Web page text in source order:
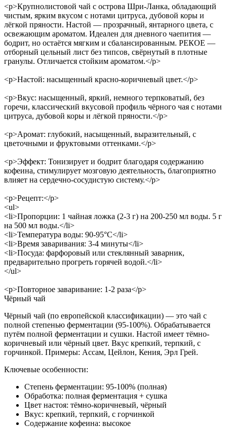
<p>Крупнолистовой чай с острова Шри-Ланка, обладающий
чистым, ярким вкусом с нотами цитруса, дубовой коры и
лёгкой пряности. Настой — прозрачный, янтарного цвета, с
освежающим ароматом. Идеален для дневного чаепития —
бодрит, но остаётся мягким и сбалансированным. РЕКОЕ —
отборный цельный лист без типсов, свёрнутый в плотные
гранулы. Отличается стойким ароматом.</p>
<p>Настой: насыщенный красно-коричневый цвет.</p>
<p>Вкус: насыщенный, яркий, немного терпковатый, без
горечи, классический вкусовой профиль чёрного чая с нотами
цитруса, дубовой коры и лёгкой пряности.</p>
<p>Аромат: глубокий, насыщенный, выразительный, с
цветочными и фруктовыми оттенками.</p>
<p>Эффект: Тонизирует и бодрит благодаря содержанию
кофеина, стимулирует мозговую деятельность, благоприятно
влияет на сердечно-сосудистую систему.</p>
<p>Рецепт:</p>
<ul>
<li>Пропорции: 1 чайная ложка (2-3 г) на 200-250 мл воды. 5 г
на 500 мл воды.</li>
<li>Температура воды: 90-95°C</li>
<li>Время заваривания: 3-4 минуты</li>
<li>Посуда: фарфоровый или стеклянный заварник,
предварительно прогреть горячей водой.</li>
</ul>
<p>Повторное заваривание: 1-2 раза</p>
Чёрный чай
Чёрный чай (по европейской классификации) — это чай с
полной степенью ферментации (95-100%). Обрабатывается
путём полной ферментации и сушки. Настой имеет тёмно-
коричневый или чёрный цвет. Вкус крепкий, терпкий, с
горчинкой. Примеры: Ассам, Цейлон, Кения, Эрл Грей.
Ключевые особенности:
Степень ферментации: 95-100% (полная)
Обработка: полная ферментация + сушка
Цвет настоя: тёмно-коричневый, чёрный
Вкус: крепкий, терпкий, с горчинкой
Содержание кофеина: высокое